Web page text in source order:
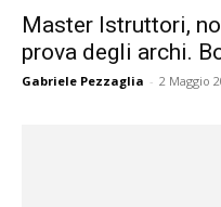
Master Istruttori,
prova degli archi.
Gabriele Pezzaglia - 2 Maggio